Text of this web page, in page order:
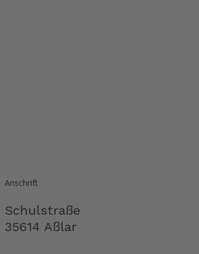
Anschrift
Schulstraße
35614 Aßlar